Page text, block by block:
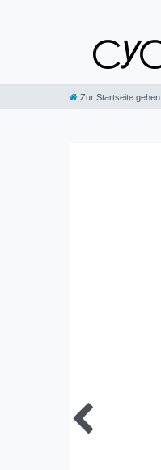
Zur Startseite gehen